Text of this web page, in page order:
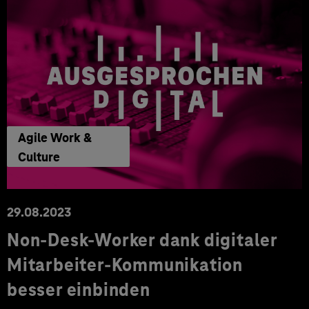
Agile Work &
Culture
29.08.2023
Non-Desk-Worker dank digitaler
Mitarbeiter-Kommunikation
besser einbinden